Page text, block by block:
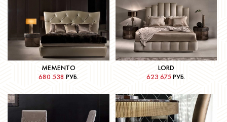
Подробнее Подробнее
MEMENTO
680 538 РУБ.
LORD
623 675РУБ.